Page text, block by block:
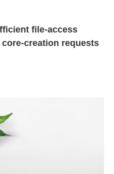
file-access
creation requests